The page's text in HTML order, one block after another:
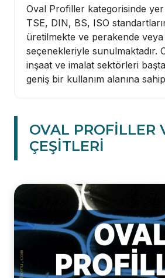
Oval Profiller kategorisinde
TSE, DIN, BS, ISO
üretilmekte ve perakende veya
seçenekleriyle sunulmaktadır.
inşaat ve imalat sektörleri
geniş bir kullanım alanına
OVAL PROFİLLER
ÇEŞİTLERİ